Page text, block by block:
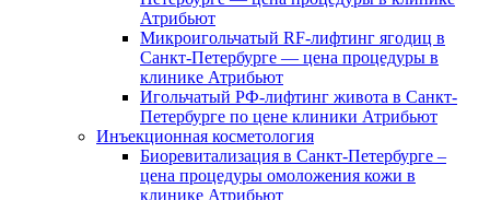
Атрибьют
Микроигольчатый RF-лифтинг ягодиц в
Санкт-Петербурге — цена процедуры в
клинике Атрибьют
Игольчатый РФ-лифтинг живота в Санкт-
Петербурге по цене клиники Атрибьют
Инъекционная косметология
Биоревитализация в Санкт-Петербурге –
цена процедуры омоложения кожи в
клинике Атрибьют